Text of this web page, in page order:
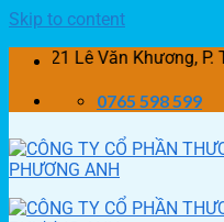
Skip to content
21 Lê Văn Khương, P.
0765 598 599